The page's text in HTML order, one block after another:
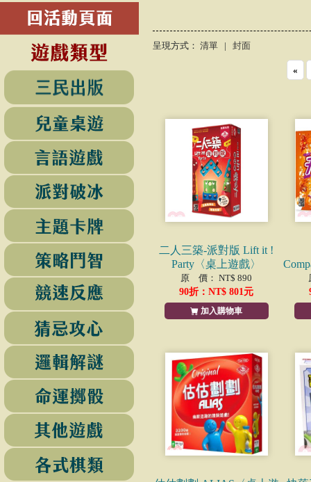
呈現方式：清單 |封面
«
二人三築-派對版 Lift it !
Party〈桌上遊戲〉
原 價： NT$ 890
90折：NT$801元
加入購物車